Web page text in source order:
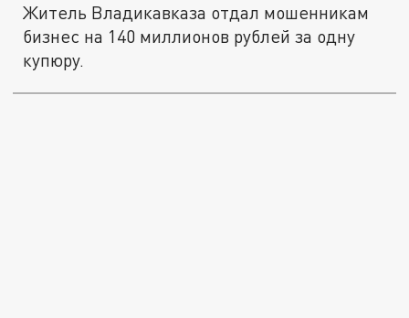
Житель Владикавказа отдал мошенникам
бизнес на 140 миллионов рублей за одну
купюру.